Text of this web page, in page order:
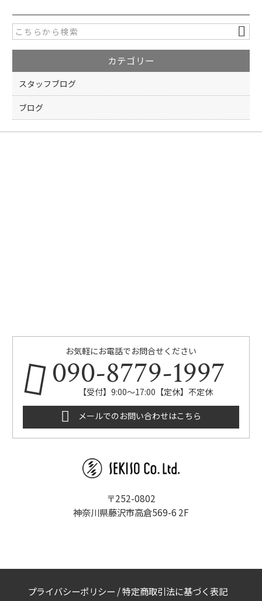
e
b
o
o
k
er
カテゴリー
スタッフブログ
ブログ
お気軽にお電話でお問合せください
090-8779-1997
【受付】9:00～17:00【定休】不定休
メールでのお問い合わせはこちら
〒252-0802
神奈川県藤沢市高倉569-6 2F
プライバシーポリシー /特定商取引法に基づく表記